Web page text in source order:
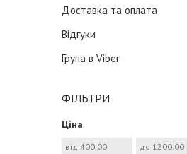
Доставка та оплата
Відгуки
Група в Viber
ФІЛЬТРИ
Ціна